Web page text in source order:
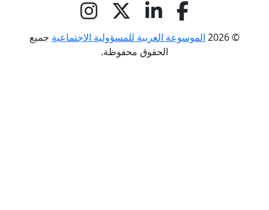
© 2026 الموسوعة العربية للمسؤولية الاجتماعية جميع
الحقوق محفوظة.